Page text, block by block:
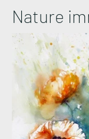
Nature